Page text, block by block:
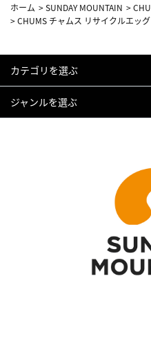
ホーム >SUNDAY MOUNTAIN >
>CHUMS チャムス リサイクルエッ
カテゴリを選ぶ
ジャンルを選ぶ